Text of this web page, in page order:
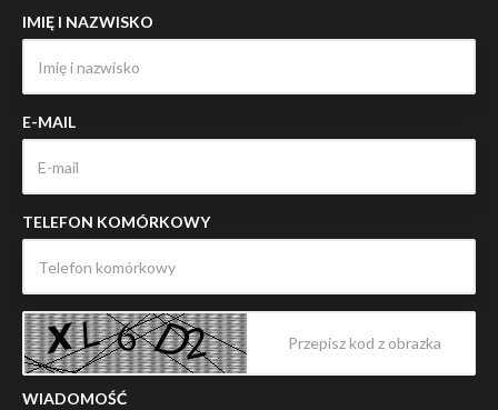
IMIĘ I NAZWISKO
E-MAIL
TELEFON KOMÓRKOWY
WIADOMOŚĆ